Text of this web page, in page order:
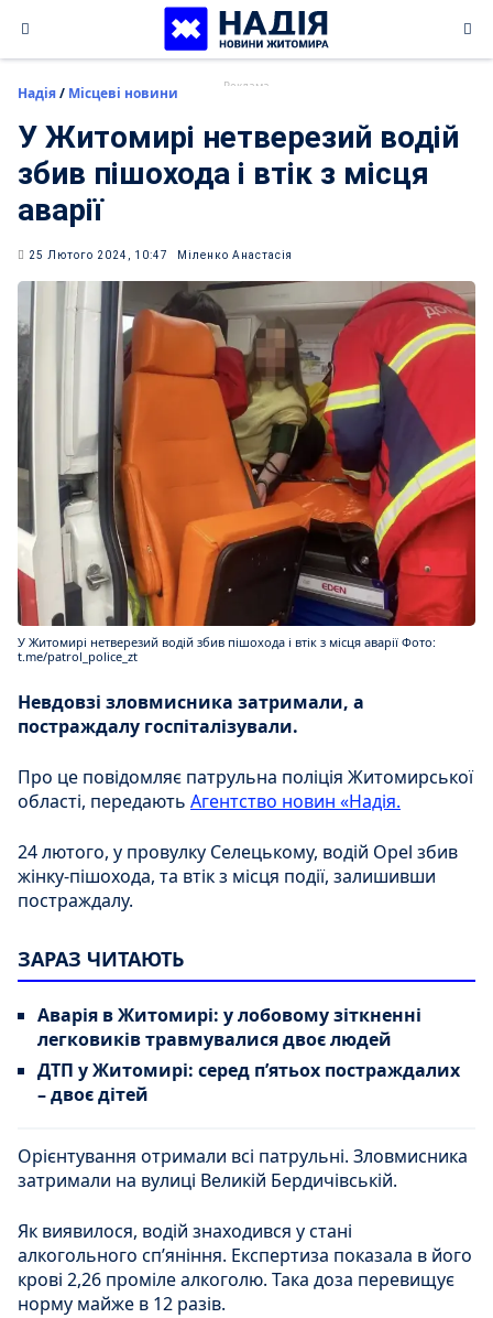
content
Надія/ Місцеві новини
У Житомирі нетверезий водій
збив пішохода і втік з місця
аварії
25 Лютого 2024, 10:47 Міленко Анастасія
У Житомирі нетверезий водій збив пішохода і втік з місця аварії Фото:
t.me/patrol_police_zt
Невдовзі зловмисника затримали, а
постраждалу госпіталізували.
Про це повідомляє патрульна поліція Житомирської
області, передають Агентство новин «Надія.
24 лютого, у провулку Селецькому, водій Opel збив
жінку-пішохода, та втік з місця події, залишивши
постраждалу.
ЗАРАЗ ЧИТАЮТЬ
Аварія в Житомирі: у лобовому зіткненні
легковиків травмувалися двоє людей
ДТП у Житомирі: серед п’ятьох постраждалих
– двоє дітей
Орієнтування отримали всі патрульні. Зловмисника
затримали на вулиці Великій Бердичівській.
Як виявилося, водій знаходився у стані
алкогольного спʼяніння. Експертиза показала в його
крові 2,26 проміле алкоголю. Така доза перевищує
норму майже в 12 разів.